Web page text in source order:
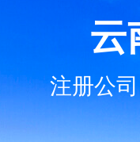
云
注册公